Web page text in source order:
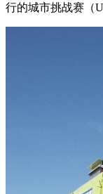
行的城市挑战赛（